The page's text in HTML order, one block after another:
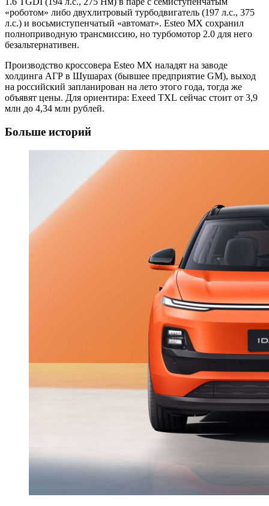
«роботом» либо двухлитровый турбодвигатель (197 л.с., 375
л.с.) и восьмиступенчатый «автомат». Esteo MX сохранил
полноприводную трансмиссию, но турбомотор 2.0 для него
безальтернативен.
Производство кроссовера Esteo MX наладят на заводе
холдинга АГР в Шушарах (бывшее предприятие GM), выход
на российский запланирован на лето этого года, тогда же
объявят цены. Для ориентира: Exeed TXL сейчас стоит от 3,9
млн до 4,34 млн рублей.
Больше историй